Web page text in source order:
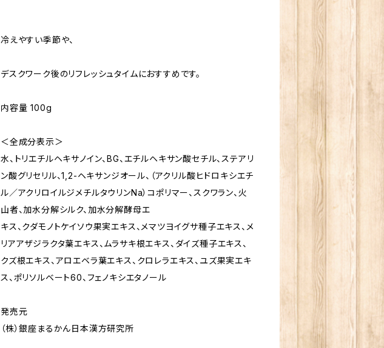
冷えやすい季節や、
デスクワーク後のリフレッシュタイムにおすすめです。
内容量 100g
＜全成分表示＞
水、トリエチルヘキサノイン、BG、エチルヘキサン酸セチル、ステアリ
ン酸グリセリル、1,2-ヘキサンジオール、（アクリル酸ヒドロキシエチ
ル／アクリロイルジメチルタウリンNa）コポリマー、スクワラン、火
山者、加水分解シルク、加水分解酵母エ
キス、クダモノトケイソウ果実エキス、メマツヨイグサ種子エキス、メ
リアアザジラクタ葉エキス、ムラサキ根エキス、ダイズ種子エキス、
クズ根エキス、アロエベラ葉エキス、クロレラエキス、ユズ果実エキ
ス、ポリソルベート60、フェノキシエタノール
発売元
（株）銀座まるかん日本漢方研究所